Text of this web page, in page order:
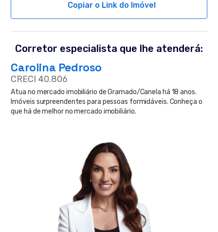
Copiar o Link do Imóvel
Corretor especialista que lhe atenderá:
Carolina Pedroso
CRECI 40.806
Atua no mercado imobiliário de Gramado/Canela há 18 anos.
Imóveis surpreendentes para pessoas formidáveis. Conheça o
que há de melhor no mercado imobiliário.